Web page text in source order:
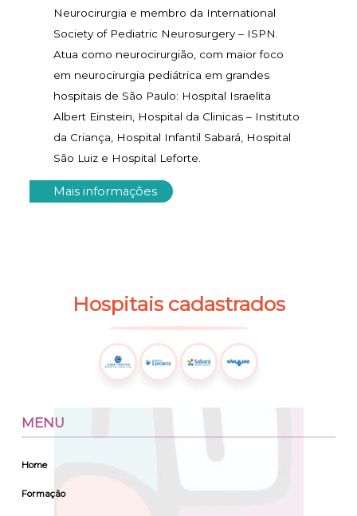
Neurocirurgia e membro da International
Society of Pediatric Neurosurgery – ISPN.
Atua como neurocirurgião, com maior foco
em neurocirurgia pediátrica em grandes
hospitais de São Paulo: Hospital Israelita
Albert Einstein, Hospital da Clinicas – Instituto
da Criança, Hospital Infantil Sabará, Hospital
São Luiz e Hospital Leforte.
Mais informações
Hospitais cadastrados
MENU
Home
Formação